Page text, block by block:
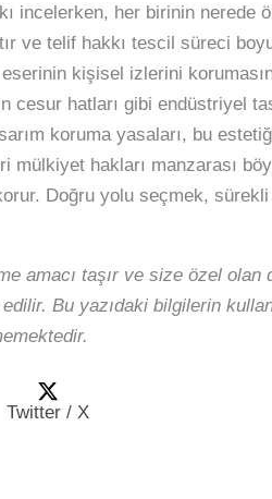
incelerken, her birinin nerede
ve telif hakkı tescil süreci
kişisel izlerini
cesur hatları gibi endüstriyel
koruma yasaları, bu
hakları manzarası
Doğru yolu seçmek,
amacı taşır ve size özel
Bu yazıdaki bilgilerin
Twitter / X